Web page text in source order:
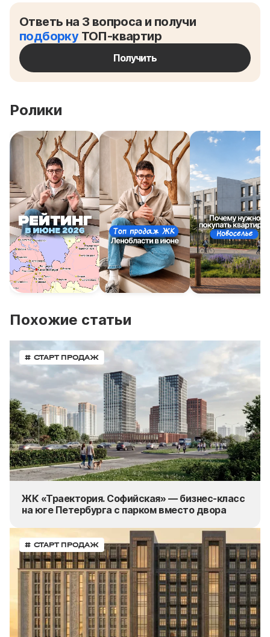
Ответь на 3 вопроса и получи
подборкуТОП-квартир
Получить
Ролики
Похожие статьи
# СТАРТ ПРОДАЖ
ЖК «Траектория. Софийская» — бизнес-класс
на юге Петербурга с парком вместо двора
# СТАРТ ПРОДАЖ